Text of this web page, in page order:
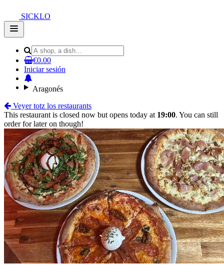
SICKLO
Open
main
€0.00
Iniciar sesión
Aragonés
Veyer totz los restaurants
This restaurant is closed now but opens today at 19:00. You can still
order for later on though!